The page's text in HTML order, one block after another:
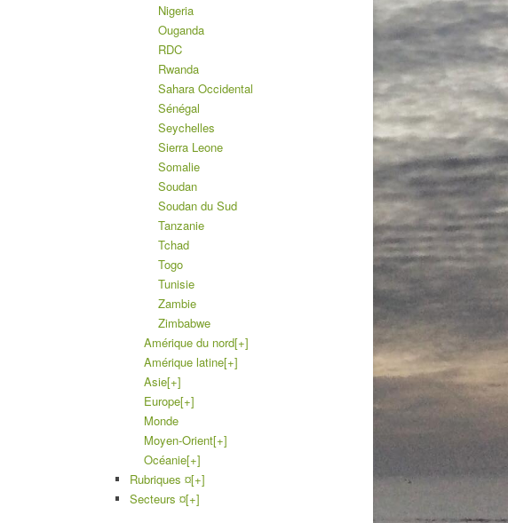
Nigeria
Ouganda
RDC
Rwanda
Sahara Occidental
Sénégal
Seychelles
Sierra Leone
Somalie
Soudan
Soudan du Sud
Tanzanie
Tchad
Togo
Tunisie
Zambie
Zimbabwe
Amérique du nord[+]
Amérique latine[+]
Asie[+]
Europe[+]
Monde
Moyen-Orient[+]
Océanie[+]
Rubriques ¤[+]
Secteurs ¤[+]